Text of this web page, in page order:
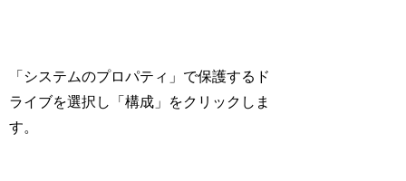
「システムのプロパティ」で保護するド
ライブを選択し「構成」をクリックしま
す。